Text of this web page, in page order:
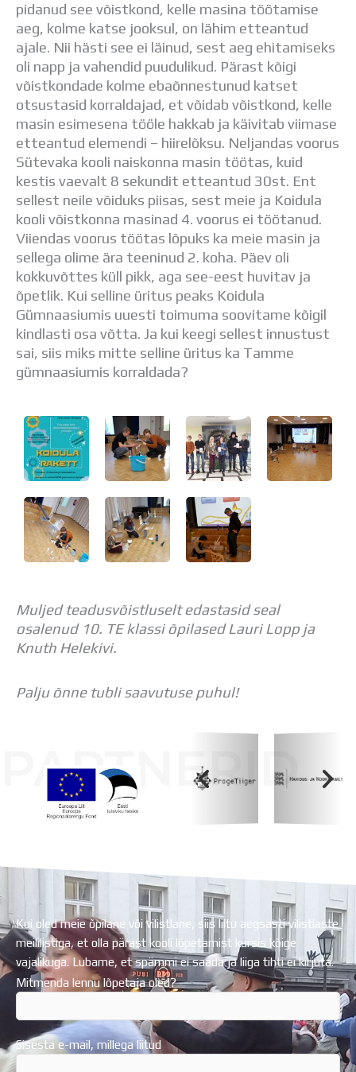
pidanud see võistkond, kelle masina töötamise
aeg, kolme katse jooksul, on lähim etteantud
ajale. Nii hästi see ei läinud, sest aeg ehitamiseks
oli napp ja vahendid puudulikud. Pärast kõigi
võistkondade kolme ebaõnnestunud katset
otsustasid korraldajad, et võidab võistkond, kelle
masin esimesena tööle hakkab ja käivitab viimase
etteantud elemendi – hiirelõksu. Neljandas voorus
Sütevaka kooli naiskonna masin töötas, kuid
kestis vaevalt 8 sekundit etteantud 30st. Ent
sellest neile võiduks piisas, sest meie ja Koidula
kooli võistkonna masinad 4. voorus ei töötanud.
Viiendas voorus töötas lõpuks ka meie masin ja
sellega olime ära teeninud 2. koha. Päev oli
kokkuvõttes küll pikk, aga see-eest huvitav ja
õpetlik. Kui selline üritus peaks Koidula
Gümnaasiumis uuesti toimuma soovitame kõigil
kindlasti osa võtta. Ja kui keegi sellest innustust
sai, siis miks mitte selline üritus ka Tamme
gümnaasiumis korraldada?
Muljed teadusvõistluselt edastasid seal
osalenud 10. TE klassi õpilased Lauri Lopp ja
Knuth Helekivi.
Palju õnne tubli saavutuse puhul!
PARTNERID
Kui oled meie õpilane või vilistlane, siis liitu aegsasti vilistlaste
meililistiga, et olla pärast kooli lõpetamist kursis kõige
vajalikuga. Lubame, et spämmi ei saada ja liiga tihti ei kirjuta.
Mitmenda lennu lõpetaja oled?
Sisesta e-mail, millega liitud